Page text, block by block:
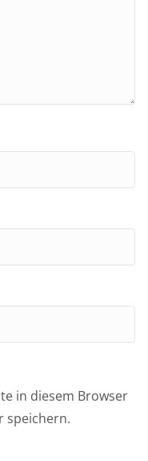
in diesem Browser
speichern.